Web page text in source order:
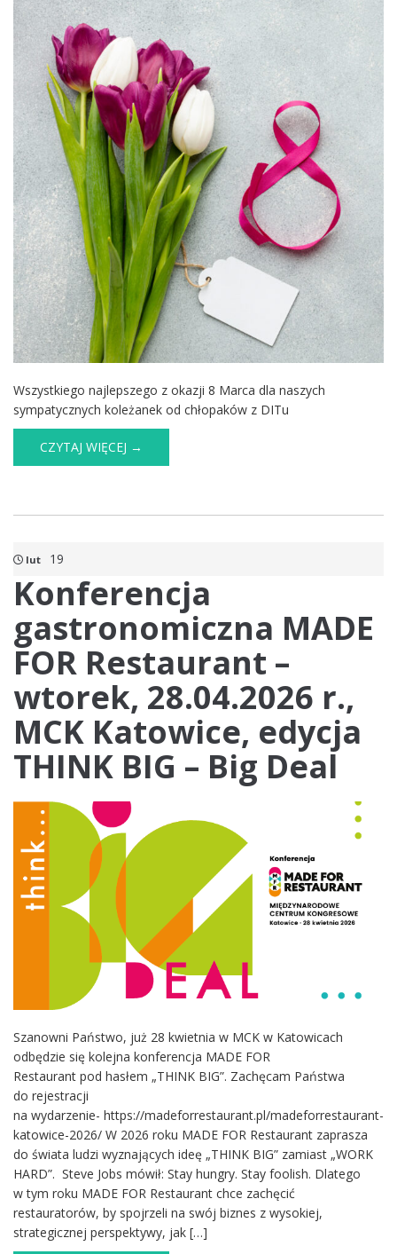
Wszystkiego najlepszego z okazji 8 Marca dla naszych
sympatycznych koleżanek od chłopaków z DITu
CZYTAJ WIĘCEJ →
lut 19
Konferencja
gastronomiczna MADE
FOR Restaurant –
wtorek, 28.04.2026 r.,
MCK Katowice, edycja
THINK BIG – Big Deal
Szanowni Państwo, już 28 kwietnia w MCK w Katowicach
odbędzie się kolejna konferencja MADE FOR
Restaurant pod hasłem „THINK BIG”. Zachęcam Państwa
do rejestracji
na wydarzenie- https://madeforrestaurant.pl/madeforrestaurant-
katowice-2026/ W 2026 roku MADE FOR Restaurant zaprasza
do świata ludzi wyznających ideę „THINK BIG” zamiast „WORK
HARD”. Steve Jobs mówił: Stay hungry. Stay foolish. Dlatego
w tym roku MADE FOR Restaurant chce zachęcić
restauratorów, by spojrzeli na swój biznes z wysokiej,
strategicznej perspektywy, jak […]